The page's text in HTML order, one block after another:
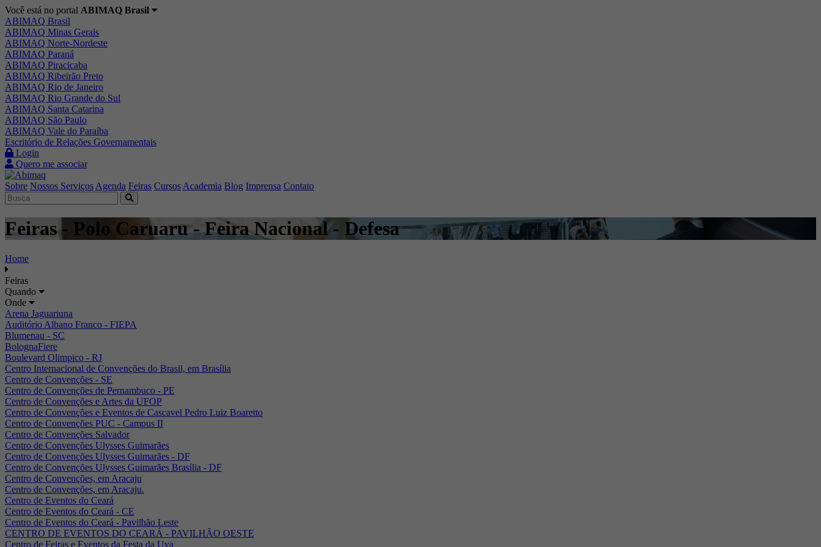
Você está no portal ABIMAQ Brasil
ABIMAQ Brasil
ABIMAQ Minas Gerais
ABIMAQ Norte-Nordeste
ABIMAQ Paraná
ABIMAQ Piracicaba
ABIMAQ Ribeirão Preto
ABIMAQ Rio de Janeiro
ABIMAQ Rio Grande do Sul
ABIMAQ Santa Catarina
ABIMAQ São Paulo
ABIMAQ Vale do Paraíba
Escritório de Relações Governamentais
Login
Quero me associar
Sobre Nossos Serviços Agenda Feiras Cursos Academia Blog Imprensa Contato
Feiras - Polo Caruaru - Feira Nacional - Defesa
Home
Feiras
Quando
Onde
Arena Jaguariuna
Auditório Albano Franco - FIEPA
Blumenau - SC
BolognaFiere
Boulevard Olimpico - RJ
Centro Internacional de Convenções do Brasil, em Brasília
Centro de Convenções - SE
Centro de Convenções de Pernambuco - PE
Centro de Convenções e Artes da UFOP
Centro de Convenções e Eventos de Cascavel Pedro Luiz Boaretto
Centro de Convenções PUC - Campus II
Centro de Convenções Salvador
Centro de Convenções Ulysses Guimarães
Centro de Convenções Ulysses Guimarães - DF
Centro de Convenções Ulysses Guimarães Brasília - DF
Centro de Convenções, em Aracaju
Centro de Convenções, em Aracaju.
Centro de Eventos do Ceará
Centro de Eventos do Ceará - CE
Centro de Eventos do Ceará - Pavilhão Leste
CENTRO DE EVENTOS DO CEARÁ - PAVILHÃO OESTE
Centro de Feiras e Eventos da Festa da Uva